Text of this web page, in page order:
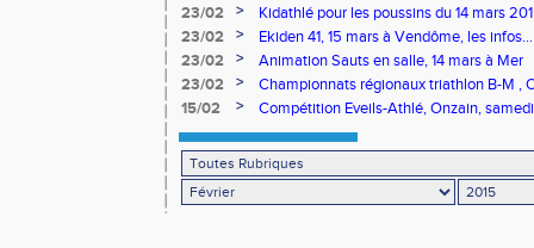
23/02
>
Kidathlé pour les poussins du 14 mars
23/02
>
Ekiden 41, 15 mars à Vendôme, les infos...
23/02
>
Animation Sauts en salle, 14 mars à Mer
23/02
>
Championnats régionaux triathlon B-M ,
résultats...
15/02 > Compétition Eveils-Athlé, Onzain,